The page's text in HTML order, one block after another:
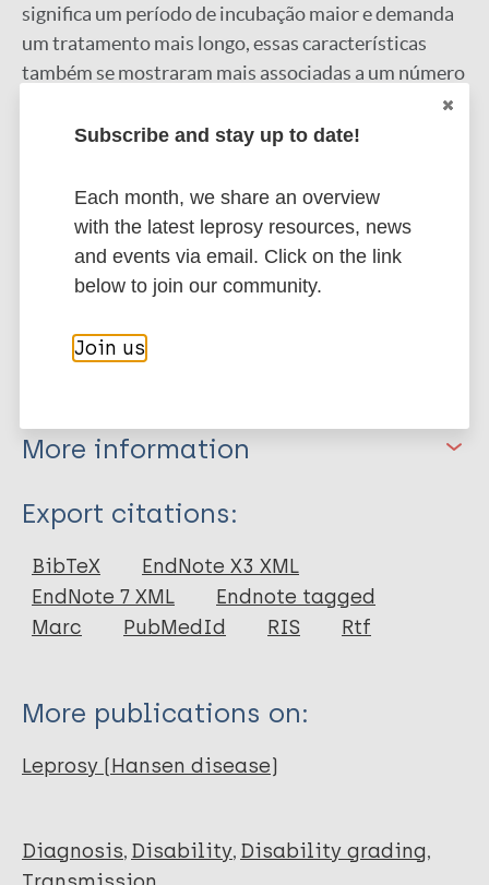
significa um período de incubação maior e demanda
um tratamento mais longo, essas características
também se mostraram mais associadas a um número
maior de lesões. A baciloscopia foi positiva em 61%
dos casos, negativa em 35,2% e não realizada em
virchowiana e 30% dimorfa. Dado o exposto, é de
suma importância destacar a relevância do estudo
para a compreensão dos padrões da doença na
sociedade, associado ao aprimoramento de
precoce.
More information
Type
Conference Proceedings
Export citations:
BibTeX
EndNote X3 XML
EndNote 7 XML
Endnote tagged
Marc
PubMedId RIS Rtf
More publications on:
Leprosy (Hansen disease)
Diagnosis Disability Disability grading
Subscribe and stay up to date!
Each month, we share an overview
with the latest leprosy resources, news
and events via email. Click on the link
below to join our community.
Join us